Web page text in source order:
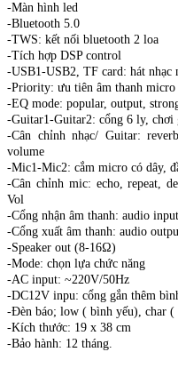
-Màn hình led
-Bluetooth 5.0
-TWS: kết nối bluetooth 2 loa
-Tích hợp DSP control
-USB1-USB2, TF card: hát nhạc
-Priority: ưu tiên âm thanh micro
-EQ mode: popular, output,
-Guitar1-Guitar2: cổng 6 ly, chơi
-Cân chỉnh nhạc/ Guitar:
volume
-Mic1-Mic2: cắm micro có dây,
-Cân chỉnh mic: echo, repeat,
Vol
-Cổng nhận âm thanh: audio
-Cổng xuất âm thanh: audio
-Speaker out (8-16Ω)
-Mode: chọn lựa chức năng
-AC input: ~220V/50Hz
-DC12V inpu: cổng gắn thêm
-Đèn báo; low ( bình yếu), char (
-Kích thước: 19 x 38 cm
-Bảo hành: 12 tháng.